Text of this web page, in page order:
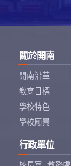
關於開南
開南沿革
教育目標
學校特色
學校願景
行政單位